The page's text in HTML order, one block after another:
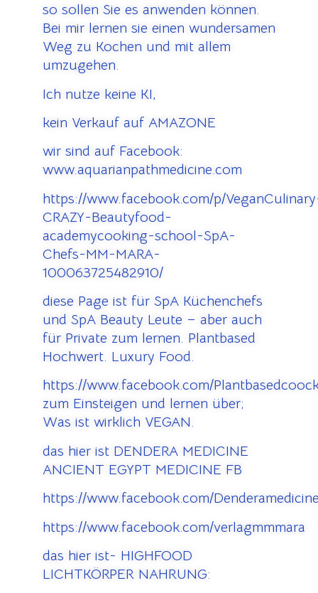
so sollen Sie es anwenden können.
Bei mir lernen sie einen wundersamen
Weg zu Kochen und mit allem
umzugehen.
Ich nutze keine KI,
kein Verkauf auf AMAZONE
wir sind auf Facebook:
www.aquarianpathmedicine.com
https://www.facebook.com/p/
CRAZY-Beautyfood-
academycooking-school-SpA-
Chefs-MM-MARA-
100063725482910/
diese Page ist für SpA Küchenchefs
und SpA Beauty Leute – aber auch
für Private zum lernen. Plantbased
Hochwert. Luxury Food.
https://www.facebook.com/
zum Einsteigen und lernen über;
Was ist wirklich VEGAN.
das hier ist DENDERA MEDICINE
ANCIENT EGYPT MEDICINE FB
https://www.facebook.com/
https://www.facebook.com/verlagmmmara
das hier ist- HIGHFOOD
LICHTKÖRPER NAHRUNG: